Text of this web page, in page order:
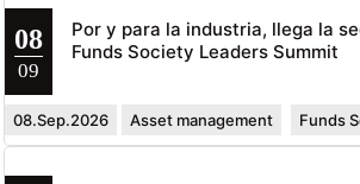
08
09
Por y para la industria, llega la
Funds Society Leaders Summit
08.Sep.2026 Asset management Funds